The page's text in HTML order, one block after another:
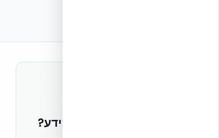
רוצים להישאר בחזית הידע?